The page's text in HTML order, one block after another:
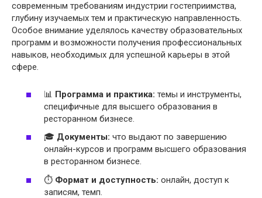
современным требованиям индустрии гостеприимства,
глубину изучаемых тем и практическую направленность.
Особое внимание уделялось качеству образовательных
программ и возможности получения профессиональных
навыков, необходимых для успешной карьеры в этой
сфере.
📊 Программа и практика: темы и инструменты,
специфичные для высшего образования в
ресторанном бизнесе.
🎓 Документы: что выдают по завершению
онлайн-курсов и программ высшего образования
в ресторанном бизнесе.
⏱ Формат и доступность: онлайн, доступ к
записям, темп.